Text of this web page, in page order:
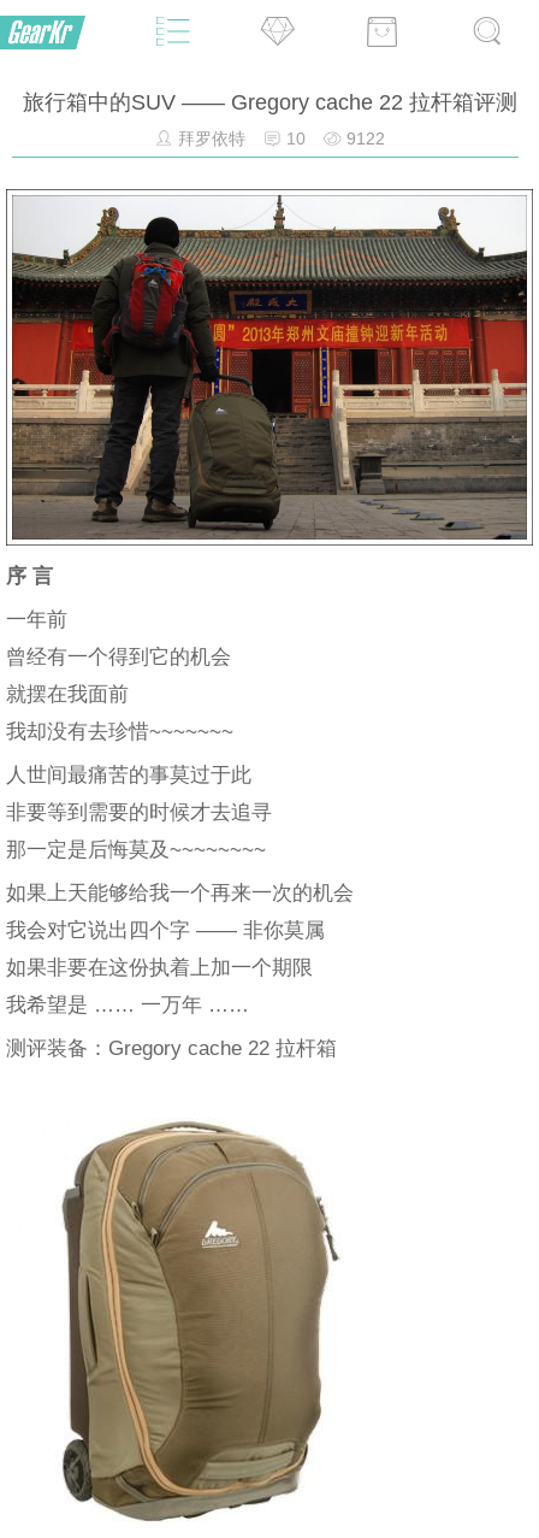
旅行箱中的SUV —— Gregory cache 22 拉杆箱评测
拜罗依特 10 9122
序 言
一年前
曾经有一个得到它的机会
就摆在我面前
我却没有去珍惜~~~~~~~
人世间最痛苦的事莫过于此
非要等到需要的时候才去追寻
那一定是后悔莫及~~~~~~~~
如果上天能够给我一个再来一次的机会
我会对它说出四个字 —— 非你莫属
如果非要在这份执着上加一个期限
我希望是 …… 一万年 ……
测评装备：Gregory cache 22 拉杆箱